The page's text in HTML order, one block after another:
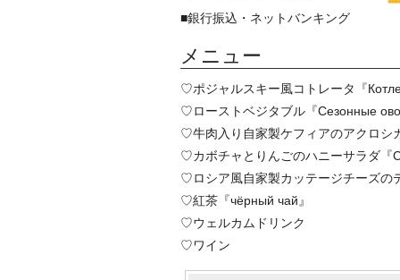
■銀行振込・ネットバンキング
メニュー
♡ポジャルスキー風コトレータ『
♡ローストベジタブル『Сезонные
♡牛肉入り自家製ケフィアのアクロ
♡カボチャとりんごのハニーサラダ
♡ロシア風自家製カッテージチーズの
♡紅茶『чёрный чай』
♡ウェルカムドリンク
♡ワイン